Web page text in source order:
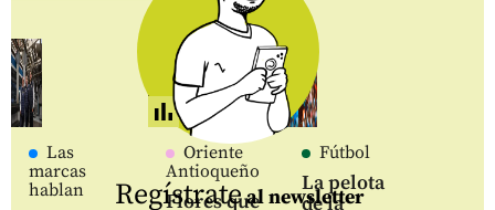
Las
marcas
hablan
Oriente
Antioqueño
Flores que
Fútbol
La pelota
de la
Regístrateal newsletter